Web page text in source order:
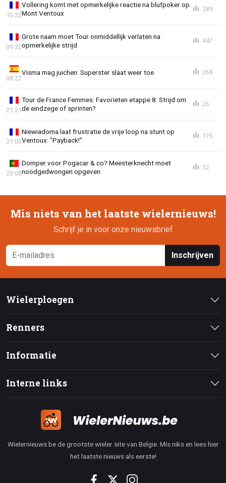
Vollering komt met opmerkelijke reactie na blufpoker op
Mont Ventoux
10:22
289
Grote naam moet Tour onmiddellijk verlaten na
opmerkelijke strijd
09:22
447
Visma mag juichen: Superster slaat weer toe
08:22
268
Tour de France Femmes: Favorieten etappe 8: Strijd om
de eindzege of sprinten?
21:21
26
Niewiadoma laat frustratie de vrije loop na stunt op
Ventoux: "Payback!"
21:00
175
Domper voor Pogacar & co? Meesterknecht moet
noodgedwongen opgeven
20:08
32
Mis niets van het laatste wielernieuws!
Schrijf je in voor onze nieuwsbrief
Inschrijven
Wielerploegen
Renners
Informatie
Interne links
Wielernieuws.be de grootste wieler site van Belgie. Mis niks en lees hier
het laatste nieuws als eerste!